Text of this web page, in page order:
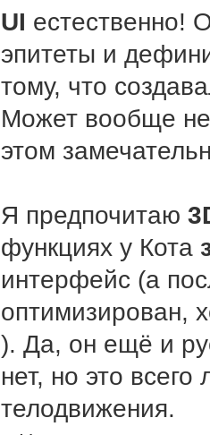
UI естественно!
эпитеты и
тому, что
Может вообще
этом
Я предпочитаю
функциях у Кота
интерфейс (а
оптимизирован,
). Да, он ещё и
нет, но это
телодвижения.